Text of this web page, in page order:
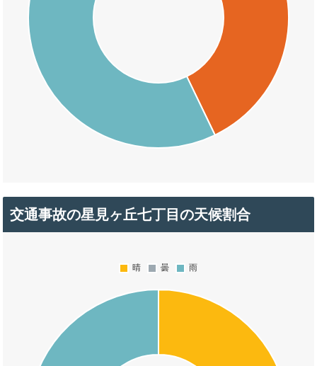
交通事故の星見ヶ丘七丁目の天候割合